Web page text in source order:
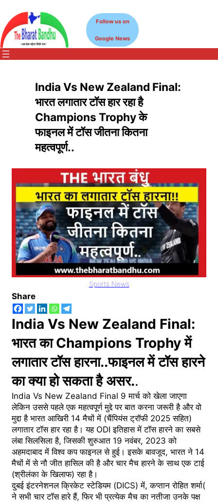
content
Follow us on
Google News
India Vs New Zealand Final:
भारत लगातार टॉस हार रहा है
Champions Trophy के
फाइनल में टॉस जीतना कितना
महत्वपूर्ण..
Sports News
Share
India Vs New Zealand Final:
भारत काChampions Trophy में
लगातारटॉस हारना..फाइनल में टॉस हारने
का क्या हो सकता है असर..
India Vs New Zealand Final 9 मार्च को खेला जाएगा
लेकिन उससे पहले एक महत्वपूर्ण मुद्दे पर बात करना जरूरी है और वो
मुद्दा है भारत आखिरी 14 मैचों में (चैंपियंस ट्रॉफी 2025 सहित)
लगातार टॉस हार रहा है। यह ODI इतिहास में टॉस हारने का सबसे
लंबा सिलसिला है, जिसकी शुरुआत 19 नवंबर, 2023 को
अहमदाबाद में विश्व कप फाइनल से हुई। इसके बावजूद, भारत ने 14
मैचों में से नौ जीत हासिल की है और चार मैच हारने के साथ एक टाई
(श्रीलंका के खिलाफ) रहा है।
दुबई इंटरनेशनल क्रिकेट स्टेडियम (DICS) में, कप्तान रोहित शर्मा(
ने सभी चार टॉस हारे हैं, फिर भी प्रत्येक मैच का नतीजा उनके पक्ष